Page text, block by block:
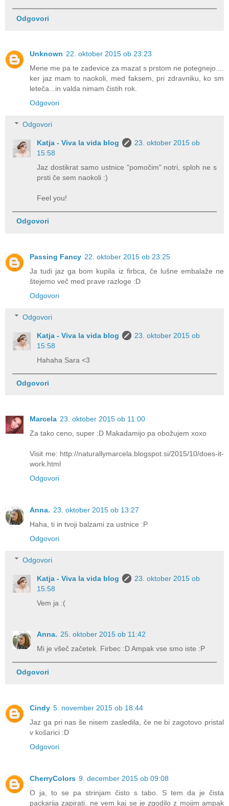
Odgovori
Unknown 22. oktober 2015 ob 23:23
Mene me pa te zadevice za mazat s prstom ne potegnejo....
ker jaz mam to naokoli, med faksem, pri zdravniku, ko sm
leteča...in valda nimam čistih rok.
Odgovori
Odgovori
Katja - Viva la vida blog
23. oktober 2015 ob
15:58
Jaz dostikrat samo ustnice "pomočim" notri, sploh ne s
prsti če sem naokoli :)
Feel you!
Odgovori
Passing Fancy 22. oktober 2015 ob 23:25
Ja tudi jaz ga bom kupila iz firbca, če lušne embalaže ne
štejemo več med prave razloge :D
Odgovori
Odgovori
Katja - Viva la vida blog
23. oktober 2015 ob
15:58
Hahaha Sara <3
Odgovori
Marcela 23. oktober 2015 ob 11:00
Za tako ceno, super :D Makadamijo pa obožujem xoxo
Visit me: http://naturallymarcela.blogspot.si/2015/10/does-it-
work.html
Odgovori
Anna. 23. oktober 2015 ob 13:27
Haha, ti in tvoji balzami za ustnice :P
Odgovori
Odgovori
Katja - Viva la vida blog
23. oktober 2015 ob
15:58
Vem ja :(
Anna. 25. oktober 2015 ob 11:42
Mi je všeč začetek. Firbec :D Ampak vse smo iste :P
Odgovori
Cindy 5. november 2015 ob 18:44
Jaz ga pri nas še nisem zasledila, če ne bi zagotovo pristal
v košarici :D
Odgovori
CherryColors 9. december 2015 ob 09:08
O ja, to se pa strinjam čisto s tabo. S tem da je čista
packarija zapirati, ne vem kaj se je zgodilo z mojim ampak